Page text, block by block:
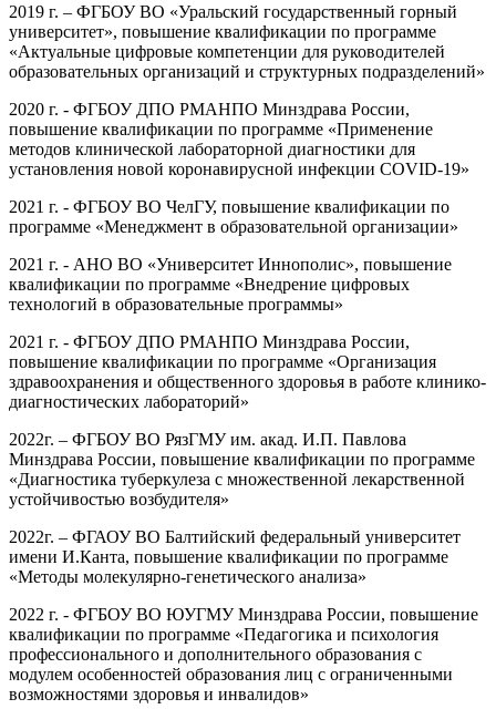
2019 г. – ФГБОУ ВО «Уральский государственный горный
университет», повышение квалификации по программе
«Актуальные цифровые компетенции для руководителей
образовательных организаций и структурных подразделений»
2020 г. - ФГБОУ ДПО РМАНПО Минздрава России,
повышение квалификации по программе «Применение
методов клинической лабораторной диагностики для
установления новой коронавирусной инфекции COVID-19»
2021 г. - ФГБОУ ВО ЧелГУ, повышение квалификации по
программе «Менеджмент в образовательной организации»
2021 г. - АНО ВО «Университет Иннополис», повышение
квалификации по программе «Внедрение цифровых
технологий в образовательные программы»
2021 г. - ФГБОУ ДПО РМАНПО Минздрава России,
повышение квалификации по программе «Организация
здравоохранения и общественного здоровья в работе клинико-
диагностических лабораторий»
2022г. – ФГБОУ ВО РязГМУ им. акад. И.П. Павлова
Минздрава России, повышение квалификации по программе
«Диагностика туберкулеза с множественной лекарственной
устойчивостью возбудителя»
2022г. – ФГАОУ ВО Балтийский федеральный университет
имени И.Канта, повышение квалификации по программе
«Методы молекулярно-генетического анализа»
2022 г. - ФГБОУ ВО ЮУГМУ Минздрава России, повышение
квалификации по программе «Педагогика и психология
профессионального и дополнительного образования с
модулем особенностей образования лиц с ограниченными
возможностями здоровья и инвалидов»